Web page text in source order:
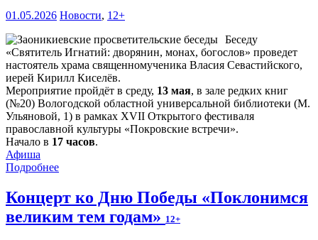
01.05.2026 Новости, 12+
Беседу
«Святитель Игнатий: дворянин, монах, богослов» проведет
настоятель храма священномученика Власия Севастийского,
иерей Кирилл Киселёв.
Мероприятие пройдёт в среду, 13 мая, в зале редких книг
(№20) Вологодской областной универсальной библиотеки (М.
Ульяновой, 1) в рамках XVII Открытого фестиваля
православной культуры «Покровские встречи».
Начало в 17 часов.
Афиша
Подробнее
Концерт ко Дню Победы «Поклонимся
великим тем годам» 12+